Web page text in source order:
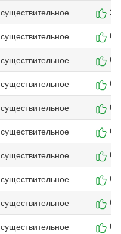
существительное 2
существительное 0
существительное 0
существительное 0
существительное 0
существительное 0
существительное 0
существительное 0
существительное 0
существительное 0